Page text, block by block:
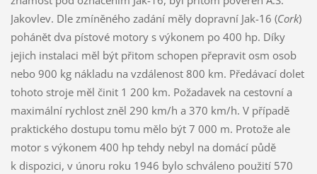
Jakovlev. Dle zmíněného zadání měly dopravní Jak-16 (Cork)
pohánět dva pístové motory s výkonem po 400 hp. Díky
jejich instalaci měl být přitom schopen přepravit osm osob
nebo 900 kg nákladu na vzdálenost 800 km. Předávací dolet
tohoto stroje měl činit 1 200 km. Požadavek na cestovní a
maximální rychlost zněl 290 km/h a 370 km/h. V případě
praktického dostupu tomu mělo být 7 000 m. Protože ale
motor s výkonem 400 hp tehdy nebyl na domácí půdě
k dispozici, v únoru roku 1946 bylo schváleno použití 570